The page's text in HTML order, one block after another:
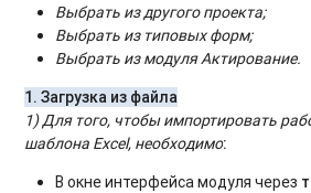
Выбрать из другого проекта;
Выбрать из типовых форм;
Выбрать из модуля Актирование.
1. Загрузка из файла
1) Для того, чтобы импортировать
шаблона Excel, необходимо:
В окне интерфейса модуля через